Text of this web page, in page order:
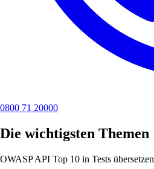
0800 71 20000
Die wichtigsten Themen
OWASP API Top 10 in Tests übersetzen